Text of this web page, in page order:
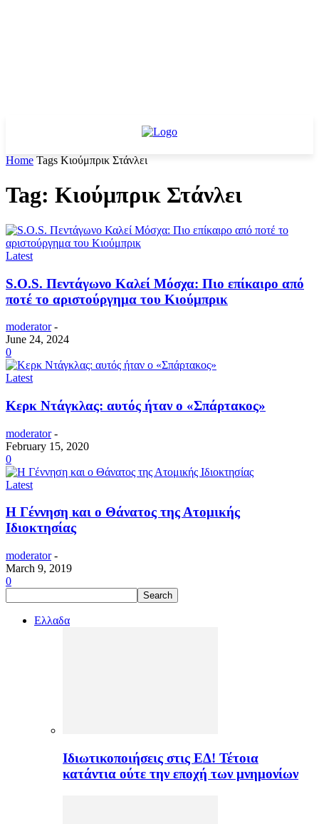
Home Tags Κιούμπρικ Στάνλει
Tag: Κιούμπρικ Στάνλει
Latest
S.O.S. Πεντάγωνο Καλεί Μόσχα: Πιο επίκαιρο από
ποτέ το αριστούργημα του Κιούμπρικ
moderator -
June 24, 2024
0
Latest
Κερκ Ντάγκλας: αυτός ήταν ο «Σπάρτακος»
moderator -
February 15, 2020
0
Latest
Η Γέννηση και ο Θάνατος της Ατομικής
Ιδιοκτησίας
moderator -
March 9, 2019
0
Ελλαδα
Ιδιωτικοποιήσεις στις ΕΔ! Τέτοια
κατάντια ούτε την εποχή των μνημονίων